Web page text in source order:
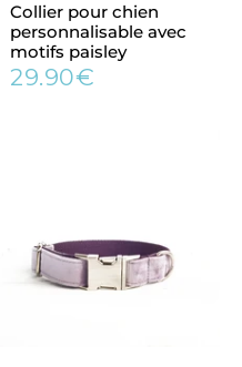
Collier pour chien
personnalisable avec
motifs paisley
Prix
29.90€